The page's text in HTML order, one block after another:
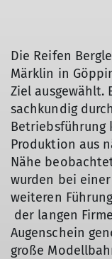
Die Reifen
Märklin in
Ziel ausgewählt.
sachkundig
Produktion aus
Nähe
wurden bei einer
weiteren
der langen
Augenschein
große